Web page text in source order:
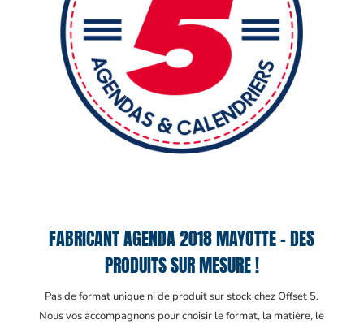
FABRICANT AGENDA 2018 MAYOTTE – DES
PRODUITS SUR MESURE !
Pas de format unique ni de produit sur stock chez Offset 5.
Nous vos accompagnons pour choisir le format, la matière, le